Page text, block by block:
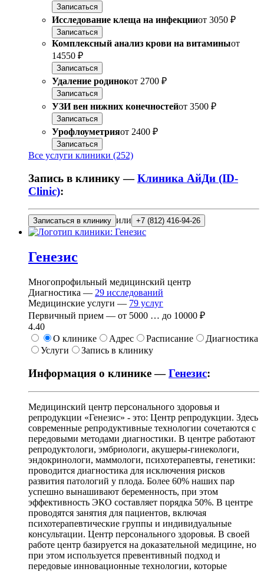
Записаться
Исследование клеща на инфекцииот 3050 ₽
Записаться
Комплексный анализ крови на витаминыот
14550 ₽
Записаться
Удаление родинокот 2700 ₽
Записаться
УЗИ вен нижних конечностейот 3500 ₽
Записаться
Урофлоуметрияот 2400 ₽
Записаться
Все услуги клиники (252)
Запись в клинику —Клиника АйДи (ID-
Clinic):
Записаться в клинику или +7 (812) 416-94-26
Генезис
Многопрофильный медицинский центр
Диагностика — 29 исследований
Медицинские услуги — 79 услуг
Первичный прием — от 5000 … до 10000 ₽
4.40
О клинике
Адрес Расписание
Диагностика
Услуги
Запись в клинику
Информация о клинике —Генезис:
Медицинский центр персонального здоровья и
репродукции «Генезис» - это: Центр репродукции. Здесь
современные репродуктивные технологии сочетаются с
передовыми методами диагностики. В центре работают
репродуктологи, эмбриологи, акушеры-гинекологи,
эндокринологи, маммологи, психотерапевты, генетики:
проводится диагностика для исключения рисков
развития патологий у плода. Более 60% наших пар
успешно вынашивают беременность, при этом
эффективность ЭКО составляет порядка 50%. В центре
проводятся занятия для пациентов, включая
психотерапевтические группы и индивидуальные
консультации. Центр персонального здоровья. В своей
работе центр базируется на доказательной медицине, но
при этом используется превентивный подход и
передовые инновационные технологии, которые